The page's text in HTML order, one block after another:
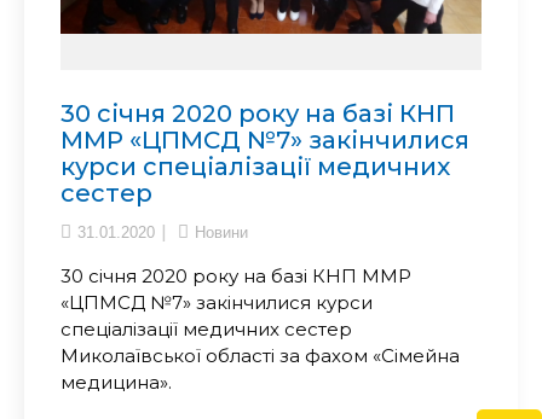
30 січня 2020 року на базі КНП
ММР «ЦПМСД №7» закінчилися
курси спеціалізації медичних
сестер
31.01.2020 Новини
30 січня 2020 року на базі КНП ММР
«ЦПМСД №7» закінчилися курси
спеціалізації медичних сестер
Миколаївської області за фахом «Сімейна
медицина».